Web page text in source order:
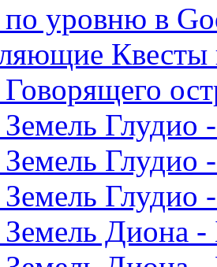
уровню в
Квесты
Глудио
Глудио
Земель Диона